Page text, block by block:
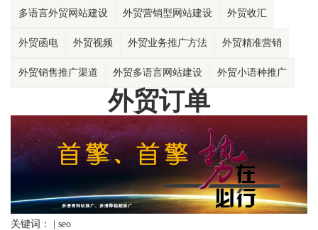
多语言外贸网站建设 外贸营销型网站建设 外贸收汇
外贸函电 外贸视频 外贸业务推广方法 外贸精准营销
外贸销售推广渠道 外贸多语言网站建设 外贸小语种推广
外贸订单
关键词： | seo